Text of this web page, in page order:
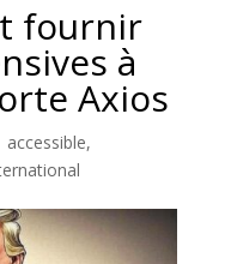
fournir
à
Axios
accessible,